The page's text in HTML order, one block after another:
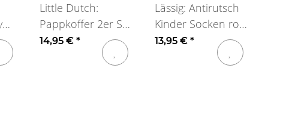
Little Dutch:
Pappkoffer 2er Set
Fairy Garden
14,95 € *
Lässig: Antirutsch
Kinder Socken rosa
2erPack Bio-BW
13,95 € *